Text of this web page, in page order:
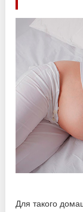
Для такого